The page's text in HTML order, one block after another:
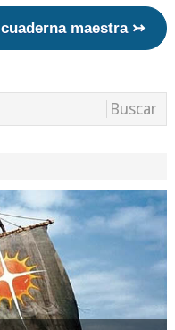
cuaderna maestra ↣